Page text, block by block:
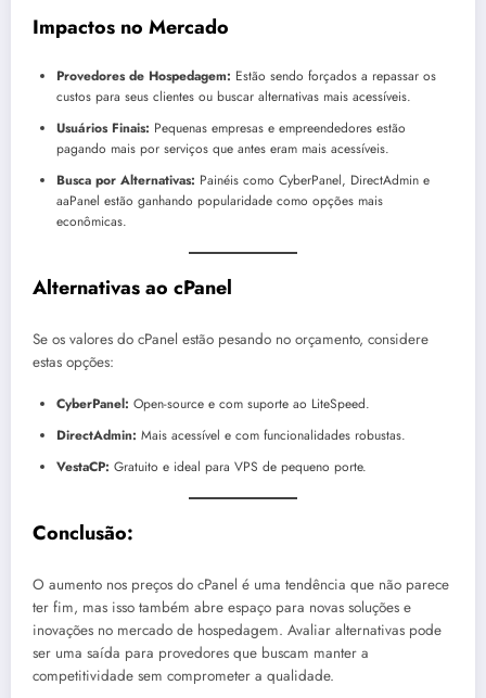
Impactos no Mercado
Provedores de Hospedagem: Estão sendo forçados a repassar os
custos para seus clientes ou buscar alternativas mais acessíveis.
Usuários Finais: Pequenas empresas e empreendedores estão
pagando mais por serviços que antes eram mais acessíveis.
Busca por Alternativas: Painéis como CyberPanel, DirectAdmin e
aaPanel estão ganhando popularidade como opções mais
econômicas.
Alternativas ao cPanel
Se os valores do cPanel estão pesando no orçamento, considere
estas opções:
CyberPanel: Open-source e com suporte ao LiteSpeed.
DirectAdmin: Mais acessível e com funcionalidades robustas.
VestaCP: Gratuito e ideal para VPS de pequeno porte.
Conclusão:
O aumento nos preços do cPanel é uma tendência que não parece
ter fim, mas isso também abre espaço para novas soluções e
inovações no mercado de hospedagem. Avaliar alternativas pode
ser uma saída para provedores que buscam manter a
competitividade sem comprometer a qualidade.